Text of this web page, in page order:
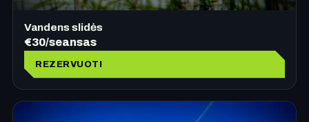
Vandens slidės
€30/seansas
REZERVUOTI